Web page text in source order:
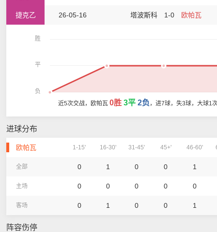
捷克乙 26-05-16 塔波斯科 1-0 欧帕瓦
胜
平
负
近5次交战，欧帕瓦 0胜 3平 2负 ，进7球，失3球，大球1
进球分布
欧帕瓦 1-15' 16-30' 31-45' 45+' 46-60'
全部 0 1 0 0 1
主场 0 0 0 0 0
客场 0 1 0 0 1
阵容伤停